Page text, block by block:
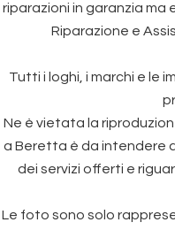
riparazioni in garanzia ma
Riparazione e
Tutti i loghi, i marchi e le
Ne è vietata la
a Beretta è da intendere
dei servizi offerti e
Le foto sono solo